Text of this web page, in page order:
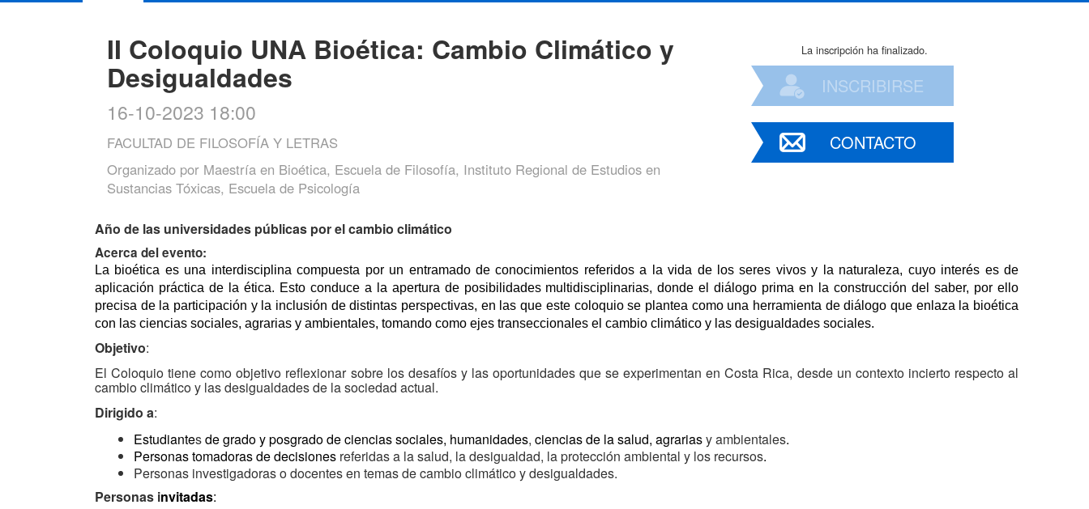
II Coloquio UNA Bioética: Cambio Climático y
Desigualdades
16-10-2023 18:00
FACULTAD DE FILOSOFÍA Y LETRAS
Organizado por Maestría en Bioética, Escuela de Filosofía, Instituto Regional de Estudios en
Sustancias Tóxicas, Escuela de Psicología
La inscripción ha finalizado.
INSCRIBIRSE
CONTACTO
Año de las universidades públicas por el cambio climático
Acerca del evento:
La bioética es una interdisciplina compuesta por un entramado de conocimientos referidos a la vida de los seres vivos y la naturaleza, cuyo interés es de
aplicación práctica de la ética. Esto conduce a la apertura de posibilidades multidisciplinarias, donde el diálogo prima en la construcción del saber, por ello
precisa de la participación y la inclusión de distintas perspectivas, en las que este coloquio se plantea como una herramienta de diálogo que enlaza la bioética
con las ciencias sociales, agrarias y ambientales, tomando como ejes transeccionales el cambio climático y las desigualdades sociales.
Objetivo:
El Coloquio tiene como objetivo reflexionar sobre los desafíos y las oportunidades que se experimentan en Costa Rica, desde un contexto incierto respecto al
cambio climático y las desigualdades de la sociedad actual.
Dirigido a:
Estudiantesde grado y posgrado de ciencias sociales, humanidades, ciencias de la salud, agrariasy ambientales.
Personas tomadoras de decisiones referidas a la salud, la desigualdad, la protección ambiental y los recursos.
Personas investigadoras o docentes en temas de cambio climático y desigualdades.
Personas invitadas: